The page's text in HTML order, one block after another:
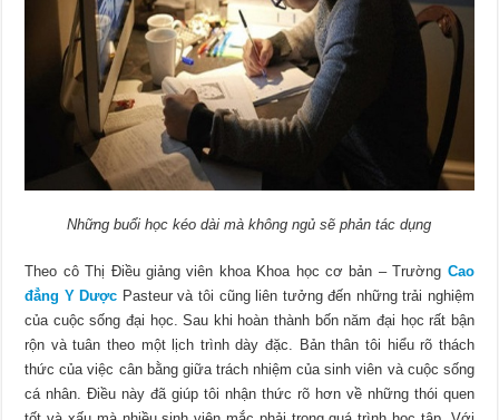
Những buổi học kéo dài mà không ngủ sẽ phản tác dụng
Theo cô Thị Điều giảng viên khoa Khoa học cơ bản – Trường Cao
đẳng Y Dược Pasteur và tôi cũng liên tưởng đến những trải nghiệm
của cuộc sống đại học. Sau khi hoàn thành bốn năm đại học rất bận
rộn và tuân theo một lịch trình dày đặc. Bản thân tôi hiểu rõ thách
thức của việc cân bằng giữa trách nhiệm của sinh viên và cuộc sống
cá nhân. Điều này đã giúp tôi nhận thức rõ hơn về những thói quen